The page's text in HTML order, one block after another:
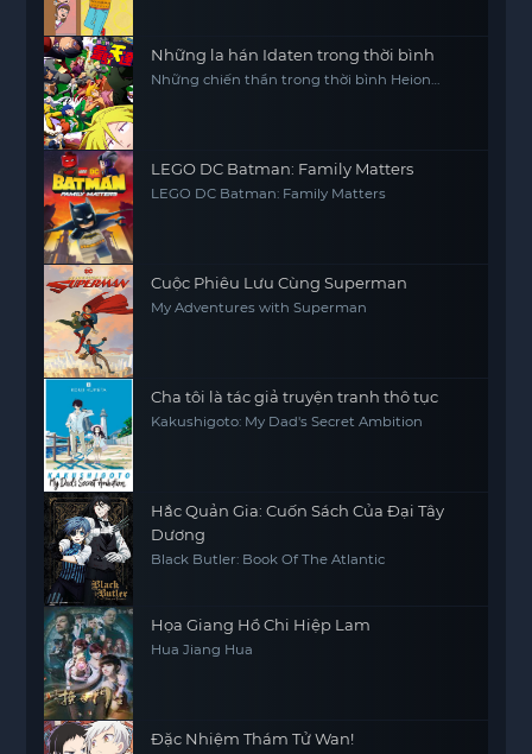
Những la hán Idaten trong thời bình
Những chiến thần trong thời bình Heion
LEGO DC Batman: Family Matters
LEGO DC Batman: Family Matters
Cuộc Phiêu Lưu Cùng Superman
My Adventures with Superman
Cha tôi là tác giả truyện tranh thô tục
Kakushigoto: My Dad's Secret Ambition
Hắc Quản Gia: Cuốn Sách Của Đại Tây
Dương
Black Butler: Book Of The Atlantic
Họa Giang Hồ Chi Hiệp Lam
Hua Jiang Hua
Đặc Nhiệm Thám Tử Wan!